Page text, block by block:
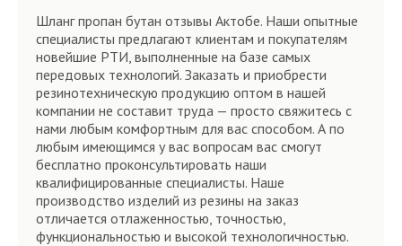
Шланг пропан бутан отзывы Актобе. Наши опытные
специалисты предлагают клиентам и покупателям
новейшие РТИ, выполненные на базе самых
передовых технологий. Заказать и приобрести
резинотехническую продукцию оптом в нашей
компании не составит труда — просто свяжитесь с
нами любым комфортным для вас способом. А по
любым имеющимся у вас вопросам вас смогут
бесплатно проконсультировать наши
квалифицированные специалисты. Наше
производство изделий из резины на заказ
отличается отлаженностью, точностью,
функциональностью и высокой технологичностью.